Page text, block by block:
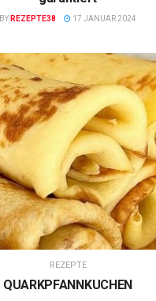
BY REZEPTE38 17 JANUAR 2024
REZEPTE
QUARKPFANNKUCHEN